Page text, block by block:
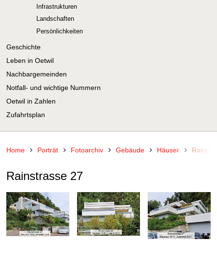
Infrastrukturen
Landschaften
Persönlichkeiten
Geschichte
Leben in Oetwil
Nachbargemeinden
Notfall- und wichtige Nummern
Oetwil in Zahlen
Zufahrtsplan
Home Porträt Fotoarchiv Gebäude Häuser
Rainstrasse 27